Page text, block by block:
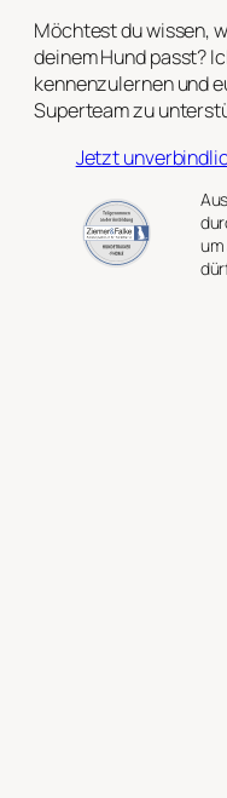
Möchtest du wissen,
deinem Hund passt?
kennenzulernen und
Superteam zu
Jetzt